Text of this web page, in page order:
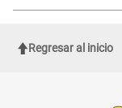
de Cofopri
Regresar al inicio